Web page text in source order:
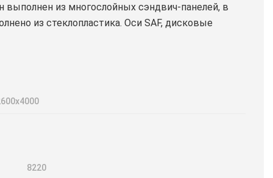
из многослойных сэндвич-панелей, в
из стеклопластика. Оси SAF, дисковые
8220